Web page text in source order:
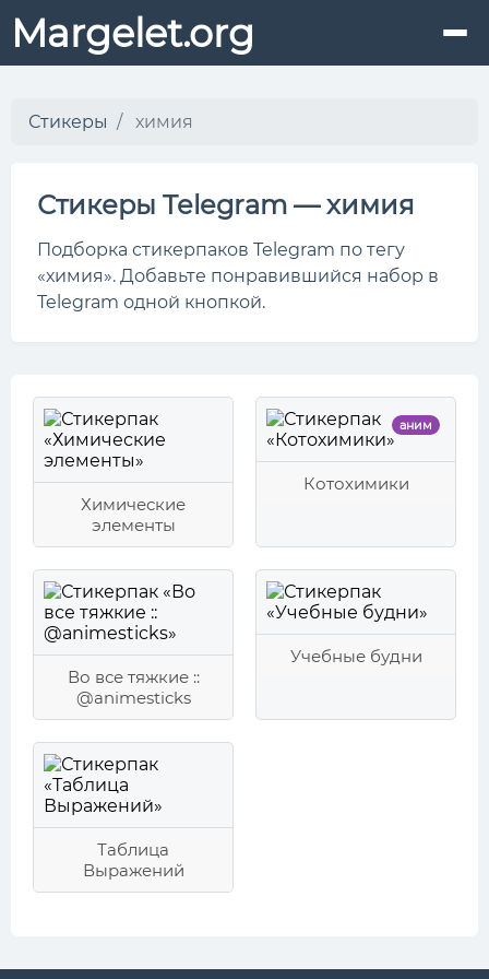
Margelet.org
Стикеры химия
Стикеры Telegram — химия
Подборка стикерпаков Telegram по тегу
«химия». Добавьте понравившийся набор в
Telegram одной кнопкой.
Химические
элементы
аним
Котохимики
Во все тяжкие ::
@animesticks
Учебные будни
Таблица
Выражений